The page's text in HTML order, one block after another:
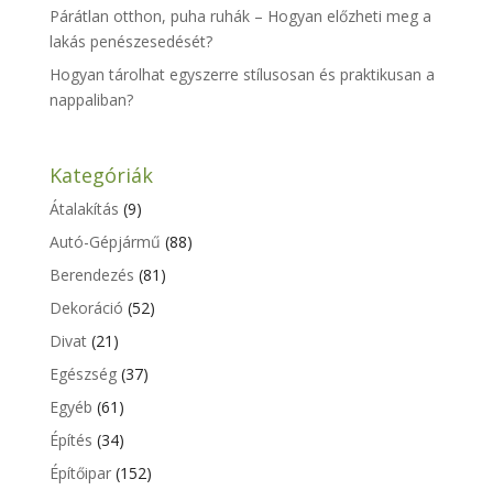
Párátlan otthon, puha ruhák – Hogyan előzheti meg a
lakás penészesedését?
Hogyan tárolhat egyszerre stílusosan és praktikusan a
nappaliban?
Kategóriák
Átalakítás (9)
Autó-Gépjármű (88)
Berendezés (81)
Dekoráció (52)
Divat(21)
Egészség(37)
Egyéb (61)
Építés (34)
Építőipar(152)